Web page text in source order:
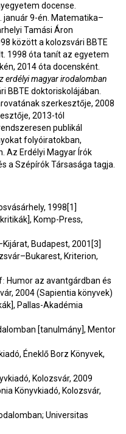
docense.
január 9-én. Matematika–
Tamási Áron
között a kolozsvári BBTE
1998 óta tanít az egyetem
2014 óta docensként.
erdélyi magyar irodalomban
BBTE doktoriskolájában.
szerkesztője, 2008
2013-tól
publikál
folyóiratokban,
Az Erdélyi Magyar Írók
a Szépírók Társasága tagja.
1998[1]
Komp-Press,
Budapest, 2001[3]
Kriterion,
Humor az avantgárdban és
2004 (Sapientia könyvek)
Pallas-Akadémia
[tanulmány], Mentor
Éneklő Borz Könyvek,
Kolozsvár, 2009
Könyvkiadó, Kolozsvár,
Universitas